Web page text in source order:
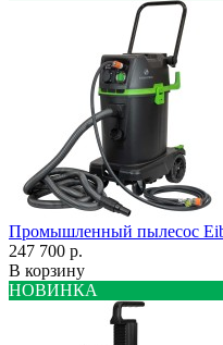
Промышленный пылесос
247 700 р.
В корзину
НОВИНКА